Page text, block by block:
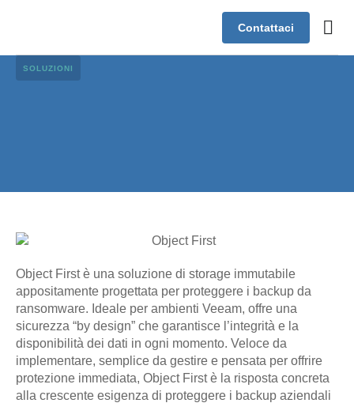
Contattaci
SOLUZIONI
Object First è una soluzione di storage immutabile
appositamente progettata per proteggere i backup da
ransomware. Ideale per ambienti Veeam, offre una
sicurezza “by design” che garantisce l’integrità e la
disponibilità dei dati in ogni momento. Veloce da
implementare, semplice da gestire e pensata per offrire
protezione immediata, Object First è la risposta concreta
alla crescente esigenza di proteggere i backup aziendali